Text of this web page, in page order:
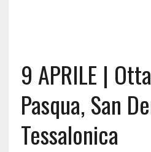
9 APRILE |
Pasqua, San
Tessalonica